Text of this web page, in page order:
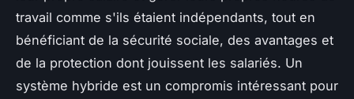
travail comme s'ils étaient indépendants, tout en
bénéficiant de la sécurité sociale, des avantages et
de la protection dont jouissent les salariés. Un
système hybride est un compromis intéressant pour